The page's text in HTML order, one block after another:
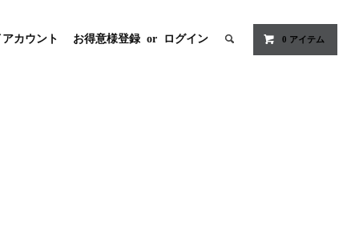
カウント お得意様登録 or ログイン 0 アイテム